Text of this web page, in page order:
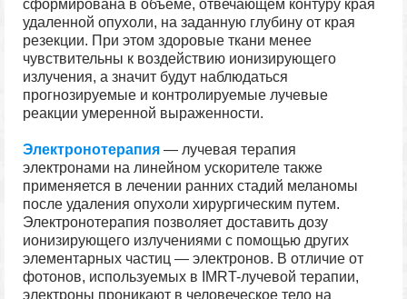
сформирована в объеме, отвечающем контуру края
удаленной опухоли, на заданную глубину от края
резекции. При этом здоровые ткани менее
чувствительны к воздействию ионизирующего
излучения, а значит будут наблюдаться
прогнозируемые и контролируемые лучевые
реакции умеренной выраженности.
Электронотерапия — лучевая терапия
электронами на линейном ускорителе также
применяется в лечении ранних стадий меланомы
после удаления опухоли хирургическим путем.
Электронотерапия позволяет доставить дозу
ионизирующего излучениями с помощью других
элементарных частиц — электронов. В отличие от
фотонов, используемых в IMRT-лучевой терапии,
электроны проникают в человеческое тело на